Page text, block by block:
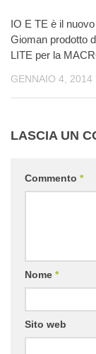
IO E TE è il
Gioman prodotto
LITE per la
GENNAIO 4, 2014
LASCIA UN
Commento *
Nome *
Sito web